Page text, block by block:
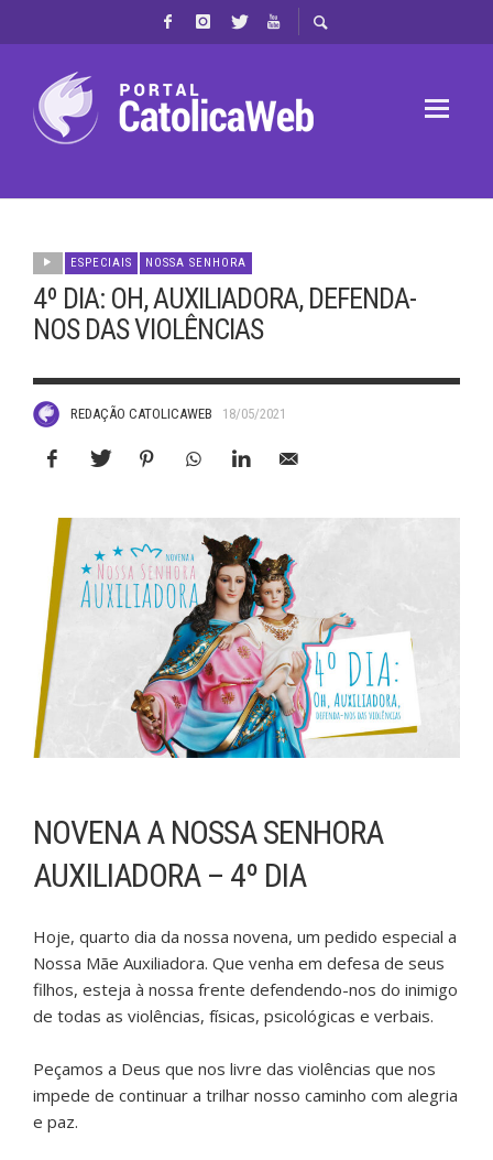
ESPECIAIS NOSSA SENHORA
4º DIA: OH, AUXILIADORA, DEFENDA-
NOS DAS VIOLÊNCIAS
REDAÇÃO CATOLICAWEB 18/05/2021
NOVENA A NOSSA SENHORA
AUXILIADORA – 4º DIA
Hoje, quarto dia da nossa novena, um pedido especial a
Nossa Mãe Auxiliadora. Que venha em defesa de seus
filhos, esteja à nossa frente defendendo-nos do inimigo
de todas as violências, físicas, psicológicas e verbais.
Peçamos a Deus que nos livre das violências que nos
impede de continuar a trilhar nosso caminho com alegria
e paz.